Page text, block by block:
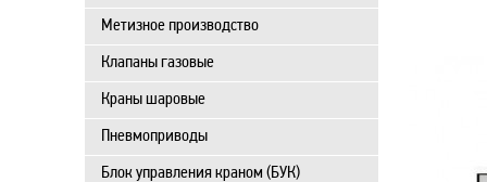
Метизное производство
Клапаны газовые
Краны шаровые
Пневмоприводы
Блок управления краном (БУК)